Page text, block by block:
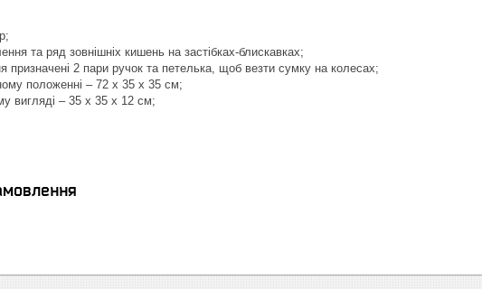
та ряд зовнішніх кишень на застібках-блискавках;
призначені 2 пари ручок та петелька, щоб везти сумку на колесах;
положенні – 72 х 35 х 35 см;
вигляді – 35 х 35 х 12 см;